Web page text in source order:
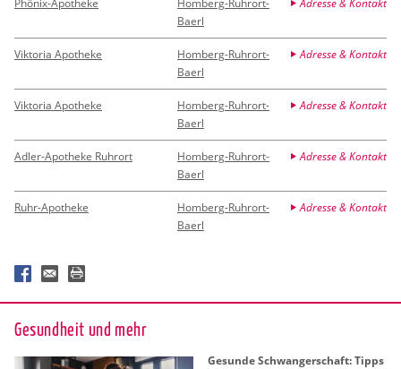
Baerl
Viktoria Apotheke
Homberg-Ruhrort-
Baerl
Adresse & Kontakt
Viktoria Apotheke
Homberg-Ruhrort-
Baerl
Adresse & Kontakt
Adler-Apotheke Ruhrort
Homberg-Ruhrort-
Baerl
Adresse & Kontakt
Ruhr-Apotheke
Homberg-Ruhrort-
Baerl
Adresse & Kontakt
Ge­sund­heit und mehr
Ge­sun­de Schwan­ger­schaft: Tipps